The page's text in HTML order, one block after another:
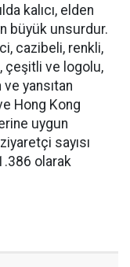
kalıcı, elden
büyük unsurdur.
cazibeli, renkli,
çeşitli ve logolu,
yansıtan
Hong Kong
uygun
sayısı
olarak